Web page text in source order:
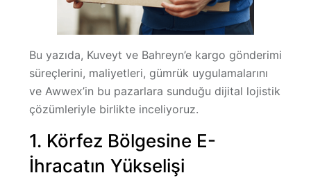
Bu yazıda, Kuveyt ve Bahreyn’e kargo gönderimi
süreçlerini, maliyetleri, gümrük uygulamalarını
ve Awwex’in bu pazarlara sunduğu dijital lojistik
çözümleriyle birlikte inceliyoruz.
1. Körfez Bölgesine E-
İhracatın Yükselişi